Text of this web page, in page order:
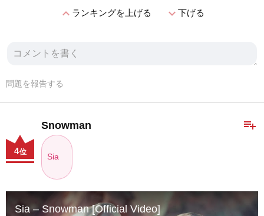
expand_lessランキングを上げる expand_more下げる
問題を報告する
playlist_add
Snowman
Sia
4位
Sia – Snowman [Official Video]